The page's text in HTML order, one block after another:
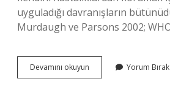
uyguladığı davranışların
Murdaugh ve Parsons 2002;
Devamını okuyun
Koruyan
Yorum Bırak